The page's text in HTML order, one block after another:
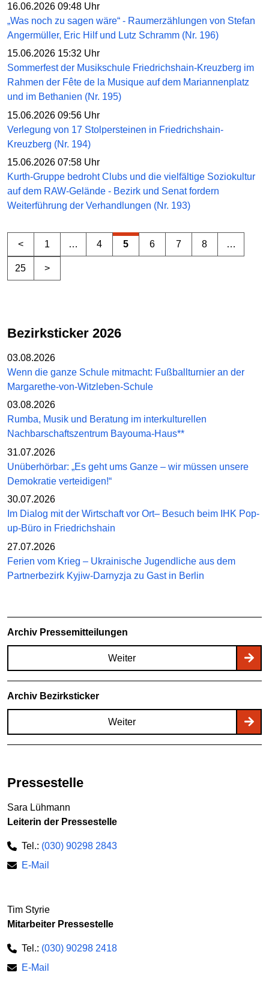
16.06.2026 09:48 Uhr
„Was noch zu sagen wäre“ - Raumerzählungen von Stefan
Angermüller, Eric Hilf und Lutz Schramm (Nr. 196)
15.06.2026 15:32 Uhr
Sommerfest der Musikschule Friedrichshain-Kreuzberg im
Rahmen der Fête de la Musique auf dem Mariannenplatz
und im Bethanien (Nr. 195)
15.06.2026 09:56 Uhr
Verlegung von 17 Stolpersteinen in Friedrichshain-
Kreuzberg (Nr. 194)
15.06.2026 07:58 Uhr
Kurth-Gruppe bedroht Clubs und die vielfältige Soziokultur
auf dem RAW-Gelände - Bezirk und Senat fordern
Weiterführung der Verhandlungen (Nr. 193)
< 1 … 4 5 6 7 8 …
25 >
Bezirksticker 2026
03.08.2026
Wenn die ganze Schule mitmacht: Fußballturnier an der
Margarethe-von-Witzleben-Schule
03.08.2026
Rumba, Musik und Beratung im interkulturellen
Nachbarschaftszentrum Bayouma-Haus**
31.07.2026
Unüberhörbar: „Es geht ums Ganze – wir müssen unsere
Demokratie verteidigen!“
30.07.2026
Im Dialog mit der Wirtschaft vor Ort– Besuch beim IHK Pop-
up-Büro in Friedrichshain
27.07.2026
Ferien vom Krieg – Ukrainische Jugendliche aus dem
Partnerbezirk Kyjiw-Darnyzja zu Gast in Berlin
Archiv Pressemitteilungen
Weiter
Archiv Bezirksticker
Weiter
Pressestelle
Sara Lühmann
Leiterin der Pressestelle
Tel.: (030) 90298 2843
E-Mail
Tim Styrie
Mitarbeiter Pressestelle
Tel.: (030) 90298 2418
E-Mail